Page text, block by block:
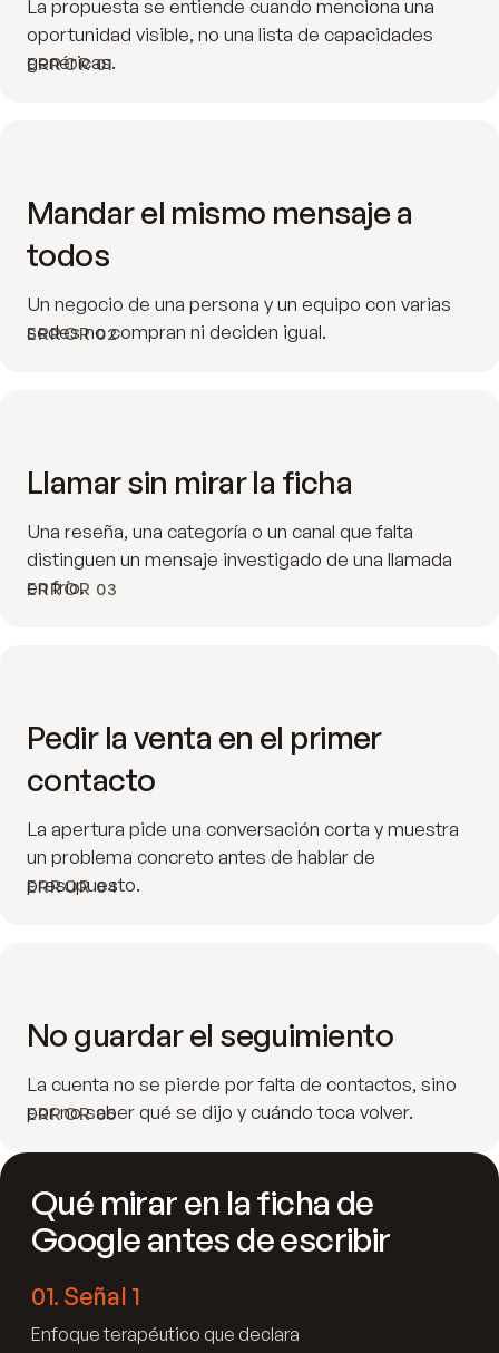
ERROR 01
La propuesta se entiende cuando menciona una
oportunidad visible, no una lista de capacidades
genéricas.
ERROR 02
Mandar el mismo mensaje a
todos
Un negocio de una persona y un equipo con varias
sedes no compran ni deciden igual.
ERROR 03
Llamar sin mirar la ficha
Una reseña, una categoría o un canal que falta
distinguen un mensaje investigado de una llamada
en frío.
ERROR 04
Pedir la venta en el primer
contacto
La apertura pide una conversación corta y muestra
un problema concreto antes de hablar de
presupuesto.
ERROR 05
No guardar el seguimiento
La cuenta no se pierde por falta de contactos, sino
por no saber qué se dijo y cuándo toca volver.
Qué mirar en la ficha de
Google antes de escribir
01. Señal 1
Enfoque terapéutico que declara